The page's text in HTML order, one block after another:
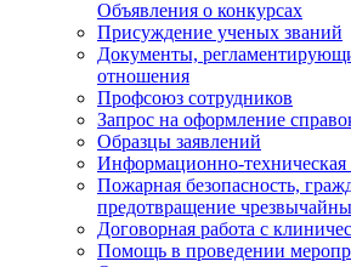
Объявления о конкурсах
Присуждение ученых званий
Документы,
отношения
Профсоюз сотрудников
Запрос на оформление
Образцы заявлений
Информационно-техническая
Пожарная безопасность,
предотвращение
Договорная работа с
Помощь в проведении